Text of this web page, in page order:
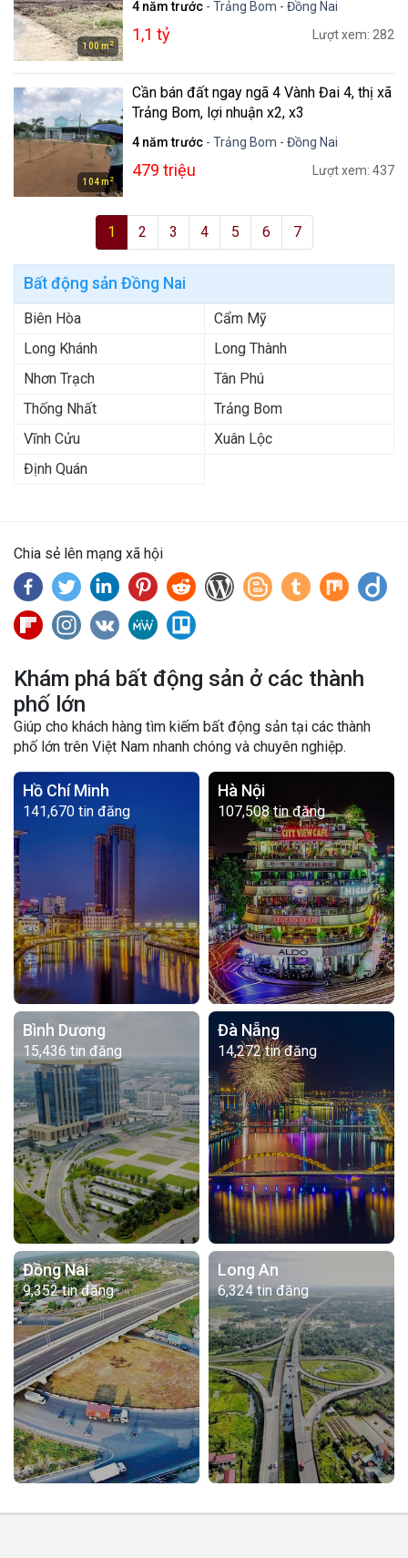
100 m2
4 năm trước - Trảng Bom - Đồng Nai
1,1 tỷ Lượt xem: 282
104 m 2
Cần bán đất ngay ngã 4 Vành Đai 4, thị xã
Trảng Bom, lợi nhuận x2, x3
4 năm trước - Trảng Bom - Đồng Nai
479 triệu Lượt xem: 437
1 2 3 4 5 6 7
Bất động sản Đồng Nai
Biên Hòa
Cẩm Mỹ
Long Khánh
Long Thành
Nhơn Trạch
Tân Phú
Thống Nhất
Trảng Bom
Vĩnh Cửu
Xuân Lộc
Định Quán
Chia sẻ lên mạng xã hội
Khám phá bất động sản ở các thành
phố lớn
Giúp cho khách hàng tìm kiếm bất động sản tại các thành
phố lớn trên Việt Nam nhanh chóng và chuyên nghiệp.
Hồ Chí Minh
141,670 tin đăng
Hà Nội
107,508 tin đăng
Bình Dương
15,436 tin đăng
Đà Nẵng
14,272 tin đăng
Đồng Nai
9,352 tin đăng
Long An
6,324 tin đăng